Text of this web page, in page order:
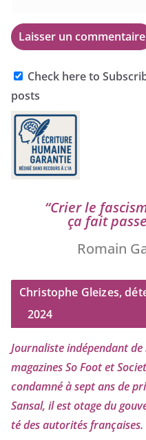
Check here to
posts
“Crier le
ça fait
Romain
Christophe Gleizes,
2024
Journaliste indé­pen­dant de
maga­zines So Foot et
condam­né à sept ans de
Sansal, il est otage du
té des auto­ri­tés françaises.